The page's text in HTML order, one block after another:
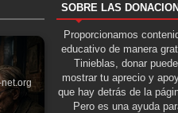
SOBRE LAS
Proporcionamos
educativo de manera
Tinieblas, donar
mostrar tu aprecio y
que hay detrás de la
Pero es una ayuda